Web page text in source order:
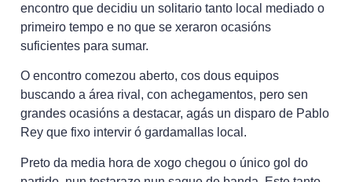
encontro que decidiu un solitario tanto local mediado o
primeiro tempo e no que se xeraron ocasións
suficientes para sumar.
O encontro comezou aberto, cos dous equipos
buscando a área rival, con achegamentos, pero sen
grandes ocasións a destacar, agás un disparo de Pablo
Rey que fixo intervir ó gardamallas local.
Preto da media hora de xogo chegou o único gol do